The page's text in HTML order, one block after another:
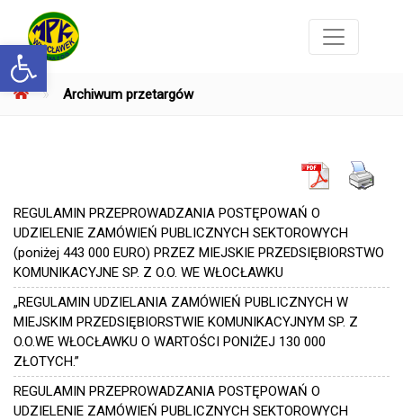
Otwórz pasek narzędzi
» Archiwum przetargów
REGULAMIN PRZEPROWADZANIA POSTĘPOWAŃ O
UDZIELENIE ZAMÓWIEŃ PUBLICZNYCH SEKTOROWYCH
(poniżej 443 000 EURO) PRZEZ MIEJSKIE PRZEDSIĘBIORSTWO
KOMUNIKACYJNE SP. Z O.O. WE WŁOCŁAWKU
„REGULAMIN UDZIELANIA ZAMÓWIEŃ PUBLICZNYCH W
MIEJSKIM PRZEDSIĘBIORSTWIE KOMUNIKACYJNYM SP. Z
O.O.WE WŁOCŁAWKU O WARTOŚCI PONIŻEJ 130 000
ZŁOTYCH.”
REGULAMIN PRZEPROWADZANIA POSTĘPOWAŃ O
UDZIELENIE ZAMÓWIEŃ PUBLICZNYCH SEKTOROWYCH